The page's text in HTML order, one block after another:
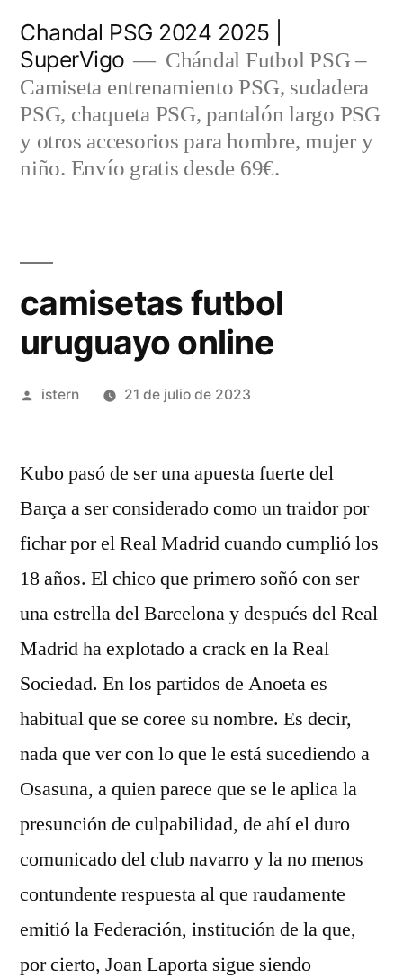
contenido
Chandal PSG 2024 2025 |
SuperVigo
Chándal Futbol PSG –
Camiseta entrenamiento PSG, sudadera
PSG, chaqueta PSG, pantalón largo PSG
y otros accesorios para hombre, mujer y
niño. Envío gratis desde 69€.
camisetas futbol
uruguayo online
Publicado
istern 21 de julio de 2023
Kubo pasó de ser una apuesta fuerte del
Barça a ser considerado como un traidor por
fichar por el Real Madrid cuando cumplió los
18 años. El chico que primero soñó con ser
una estrella del Barcelona y después del Real
Madrid ha explotado a crack en la Real
Sociedad. En los partidos de Anoeta es
habitual que se coree su nombre. Es decir,
nada que ver con lo que le está sucediendo a
Osasuna, a quien parece que se le aplica la
presunción de culpabilidad, de ahí el duro
comunicado del club navarro y la no menos
contundente respuesta al que raudamente
emitió la Federación, institución de la que,
por cierto, Joan Laporta sigue siendo